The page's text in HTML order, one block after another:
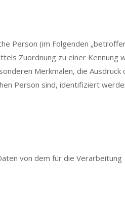
Person (im Folgenden
Zuordnung zu einer Kennung
Merkmalen, die Ausdruck
Person sind, identifiziert
von dem für die Verarbeitung